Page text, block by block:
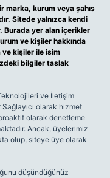
marka, kurum veya şahıs
Sitede yalnızca kendi
Burada yer alan içerikler
ve kişiler hakkında
ve kişiler ile isim
bilgiler taslak
ve İletişim
olarak hizmet
olarak denetleme
Ancak, üyelerimiz
olup, siteye üye olarak
düşündüğünüz